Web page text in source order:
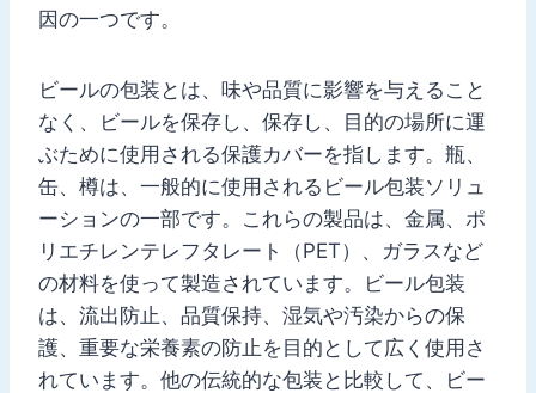
因の一つです。
ビールの包装とは、味や品質に影響を与えること
なく、ビールを保存し、保存し、目的の場所に運
ぶために使用される保護カバーを指します。瓶、
缶、樽は、一般的に使用されるビール包装ソリュ
ーションの一部です。これらの製品は、金属、ポ
リエチレンテレフタレート（PET）、ガラスなど
の材料を使って製造されています。ビール包装
は、流出防止、品質保持、湿気や汚染からの保
護、重要な栄養素の防止を目的として広く使用さ
れています。他の伝統的な包装と比較して、ビー